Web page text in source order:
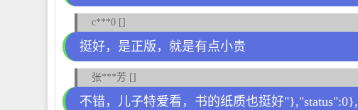
c***0 []
挺好，是正版，就是有点小贵
张***芳 []
不错，儿子特爱看，书的纸质也挺好